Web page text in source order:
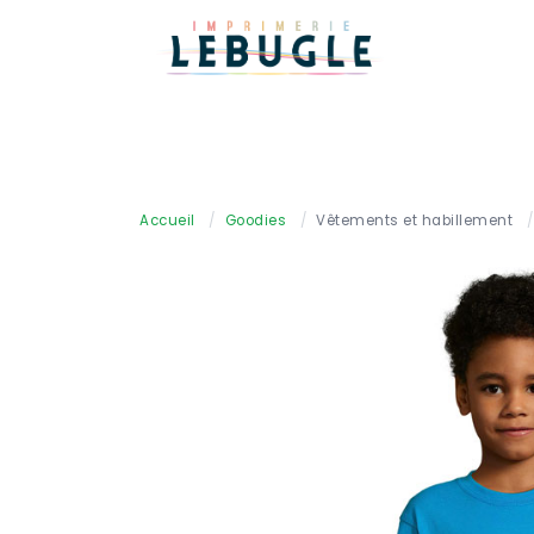
Accueil / Goodies / Vêtements et habillement /